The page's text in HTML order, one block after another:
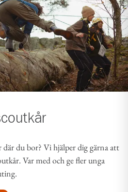
du bor? Vi hjälper dig gärna att
Var med och ge fler unga